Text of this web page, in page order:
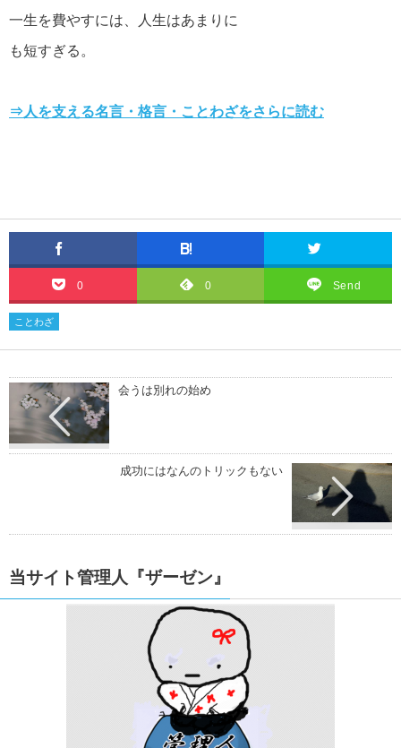
一生を費やすには、人生はあまりに
も短すぎる。
⇒人を支える名言・格言・ことわざをさらに読む
0 0 Send
ことわざ
会うは別れの始め
成功にはなんのトリックもない
当サイト管理人『ザーゼン』